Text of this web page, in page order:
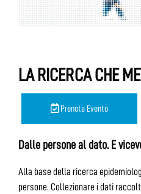
LA RICERCA CHE
Prenota Evento
Dalle persone al dato. E
Alla base della ricerca
persone. Collezionare i dati